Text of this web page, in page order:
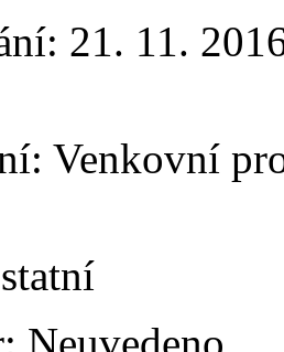
21. 11.
Venkovní